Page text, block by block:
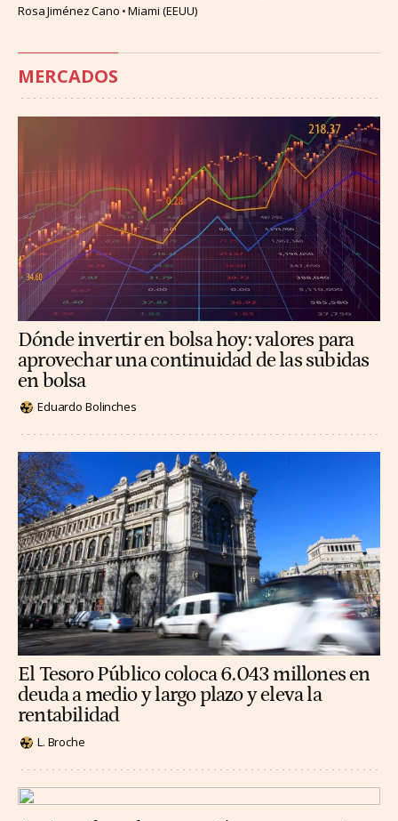
Rosa Jiménez Cano Miami (EEUU)
MERCADOS
Dónde invertir en bolsa hoy: valores para
aprovechar una continuidad de las subidas
en bolsa
Eduardo Bolinches
El Tesoro Público coloca 6.043 millones en
deuda a medio y largo plazo y eleva la
rentabilidad
L. Broche